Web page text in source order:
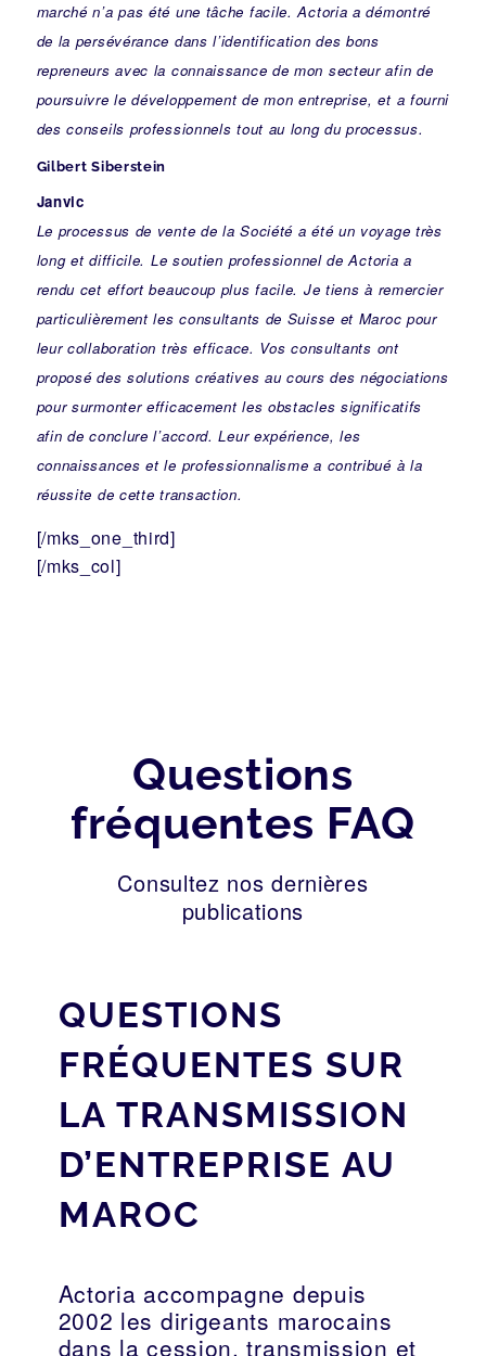
marché n’a pas été une tâche facile. Actoria a démontré
de la persévérance dans l’identification des bons
repreneurs avec la connaissance de mon secteur afin de
poursuivre le développement de mon entreprise, et a fourni
des conseils professionnels tout au long du processus.
Gilbert Siberstein
Janvic
Le processus de vente de la Société a été un voyage très
long et difficile. Le soutien professionnel de Actoria a
rendu cet effort beaucoup plus facile. Je tiens à remercier
particulièrement les consultants de Suisse et Maroc pour
leur collaboration très efficace. Vos consultants ont
proposé des solutions créatives au cours des négociations
pour surmonter efficacement les obstacles significatifs
afin de conclure l’accord. Leur expérience, les
connaissances et le professionnalisme a contribué à la
réussite de cette transaction.
[/mks_one_third]
[/mks_col]
Questions
fréquentes FAQ
Consultez nos dernières
publications
QUESTIONS
FRÉQUENTES SUR
LA TRANSMISSION
D’ENTREPRISE AU
MAROC
Actoria accompagne depuis
2002 les dirigeants marocains
dans la cession, transmission et